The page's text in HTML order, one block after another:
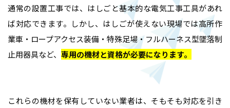
通常の設置工事では、はしごと基本的な電気工事工具があれ
ば対応できます。しかし、はしごが使えない現場では高所作
業車・ロープアクセス装備・特殊足場・フルハーネス型墜落制
止用器具など、 専用の機材と資格が必要になります。
これらの機材を保有していない業者は、そもそも対応を引き